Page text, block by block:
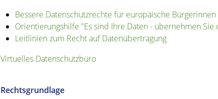
Bessere Datenschutzrechte für europäische
Orientierungshilfe "Es sind Ihre Daten - übernehmen Sie
Leitlinien zum Recht auf Datenübertragung
Virtuelles Datenschutzbüro
Rechtsgrundlage